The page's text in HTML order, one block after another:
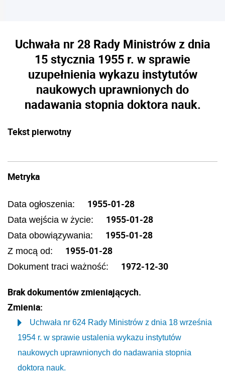
Uchwała nr 28 Rady Ministrów z dnia
15 stycznia 1955 r. w sprawie
uzupełnienia wykazu instytutów
naukowych uprawnionych do
nadawania stopnia doktora nauk.
Tekst pierwotny
Metryka
Data ogłoszenia: 1955-01-28
Data wejścia w życie: 1955-01-28
Data obowiązywania: 1955-01-28
Z mocą od: 1955-01-28
Dokument traci ważność: 1972-12-30
Brak dokumentów zmieniających.
Zmienia:
Uchwała nr 624 Rady Ministrów z dnia 18 września
1954 r. w sprawie ustalenia wykazu instytutów
naukowych uprawnionych do nadawania stopnia
doktora nauk.